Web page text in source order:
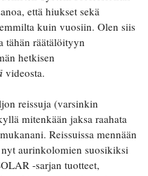
että hiukset sekä
kuin vuosiin. Olen siis
tähän räätälöityyn
hetkisen
videosta.
reissuja (varsinkin
mitenkään jaksa raahata
Reissuissa mennään
aurinkolomien suosikiksi
-sarjan tuotteet,